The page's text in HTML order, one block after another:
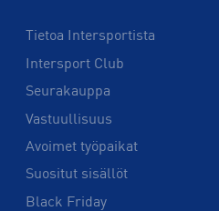
Tietoa Intersportista
Intersport Club
Seurakauppa
Vastuullisuus
Avoimet työpaikat
Suositut sisällöt
Black Friday